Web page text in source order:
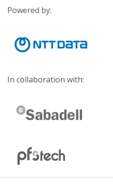
Powered by:
In collaboration with: